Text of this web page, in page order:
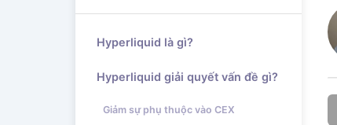
Hyperliquid là gì?
Hyperliquid giải quyết vấn đề gì?
Giảm sự phụ thuộc vào CEX